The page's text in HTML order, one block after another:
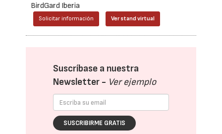
BirdGard Iberia
Solicitar información Ver stand virtual
Suscríbase a nuestra
Newsletter - Ver ejemplo
SUSCRIBIRME GRATIS